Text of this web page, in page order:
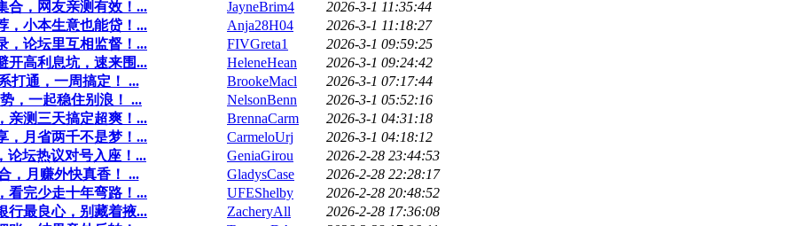
合，网友亲测有效！... JayneBrim4
2026-3-1 11:35:44
，小本生意也能贷！... Anja28H04
2026-3-1 11:18:27
，论坛里互相监督！... FIVGreta1
2026-3-1 09:59:25
开高利息坑，速来围... HeleneHean
2026-3-1 09:24:42
打通，一周搞定！ ... BrookeMacl
2026-3-1 07:17:44
，一起稳住别浪！ ... NelsonBenn
2026-3-1 05:52:16
亲测三天搞定超爽！... BrennaCarm
2026-3-1 04:31:18
，月省两千不是梦！... CarmeloUrj
2026-3-1 04:18:12
论坛热议对号入座！... GeniaGirou
2026-2-28 23:44:53
，月赚外快真香！ ... GladysCase
2026-2-28 22:28:17
看完少走十年弯路！... UFEShelby
2026-2-28 20:48:52
行最良心，别藏着掖... ZacheryAll
2026-2-28 17:36:08